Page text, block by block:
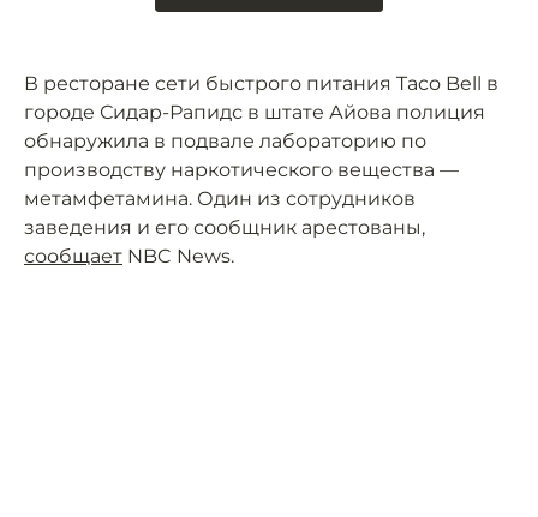
В ресторане сети быстрого питания Taco Bell в
городе Сидар-Рапидс в штате Айова полиция
обнаружила в подвале лабораторию по
производству наркотического вещества —
метамфетамина. Один из сотрудников
заведения и его сообщник арестованы,
сообщает NBC News.